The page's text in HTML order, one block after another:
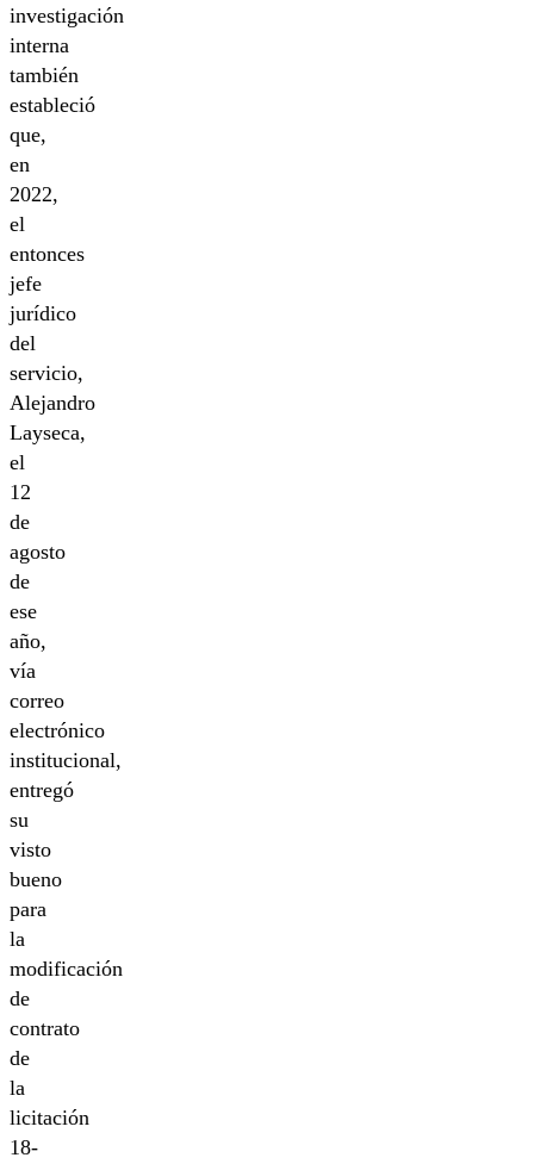
investigación
interna
también
estableció
que,
en
2022,
el
entonces
jefe
jurídico
del
servicio,
Alejandro
Layseca,
el
12
de
agosto
de
ese
año,
vía
correo
electrónico
institucional,
entregó
su
visto
bueno
para
la
modificación
de
contrato
de
la
licitación
18-